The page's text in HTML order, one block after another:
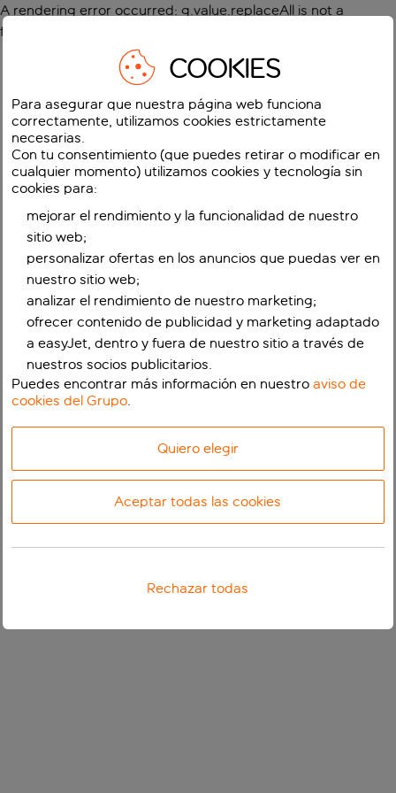
A rendering error occurred: g.value.replaceAll is not a
function
COOKIES
Para asegurar que nuestra página web funciona
correctamente, utilizamos cookies estrictamente
necesarias.
Con tu consentimiento (que puedes retirar o modificar en
cualquier momento) utilizamos cookies y tecnología sin
cookies para:
mejorar el rendimiento y la funcionalidad de nuestro
sitio web;
personalizar ofertas en los anuncios que puedas ver en
nuestro sitio web;
analizar el rendimiento de nuestro marketing;
ofrecer contenido de publicidad y marketing adaptado
a easyJet, dentro y fuera de nuestro sitio a través de
nuestros socios publicitarios.
Puedes encontrar más información en nuestroaviso de
cookies del Grupo.
Quiero elegir
Aceptar todas las cookies
Rechazar todas